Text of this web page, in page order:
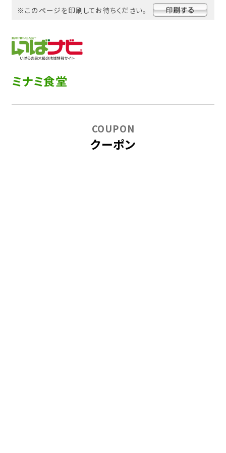
※このページを印刷してお待ちください。
ミナミ食堂
クーポン
COUPON